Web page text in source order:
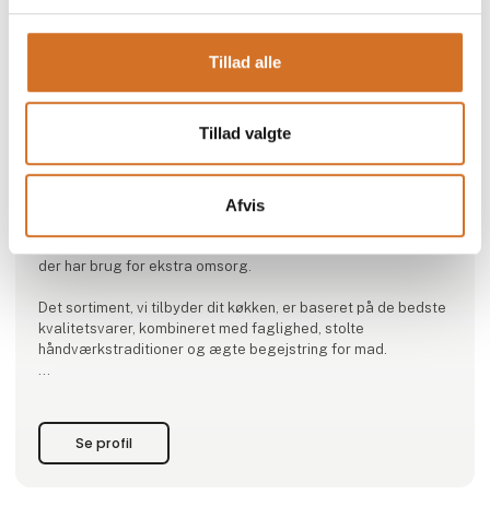
Tillad alle
Tillad valgte
Afvis
Danish Crown Professional
der sætter den gode mad på bordet for andre. Lige meget
der har brug for ekstra omsorg.
Det sortiment, vi tilbyder dit køkken, er baseret på de bedste
kvalitetsvarer, kombineret med faglighed, stolte
håndværkstraditioner og ægte begejstring for mad.
respekt for den indsigt og viden, som den fu
Se profil